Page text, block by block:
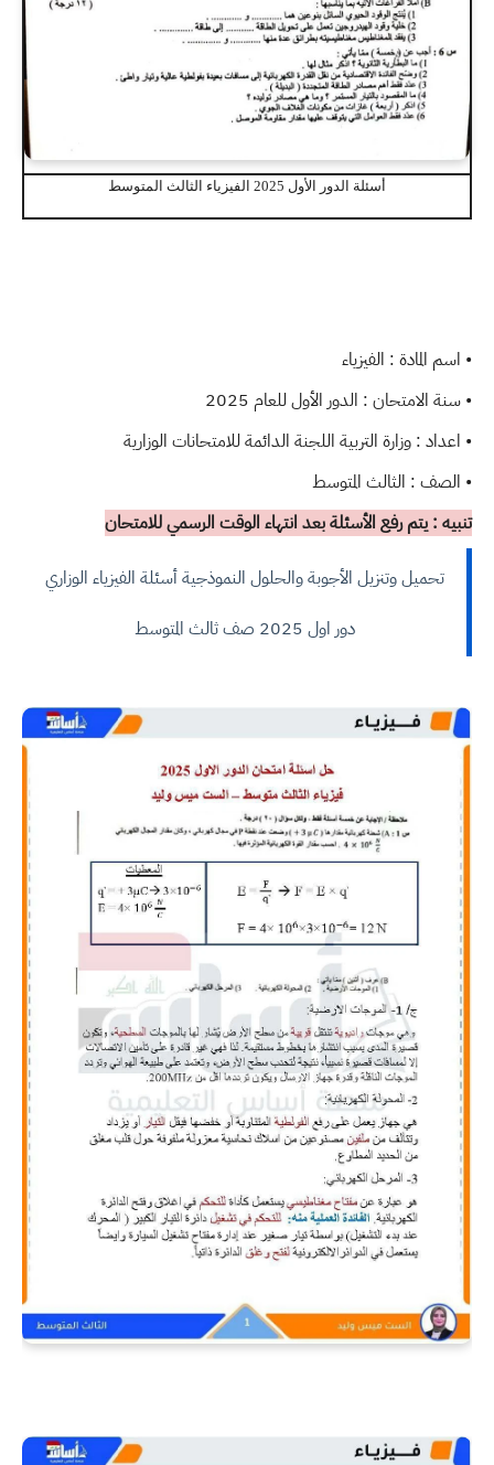
أسئلة الدور الأول 2025 الفيزياء الثالث المتوسط
• اسم المادة : الفيزياء
• سنة الامتحان : الدور الأول للعام 2025
• اعداد : وزارة التربية اللجنة الدائمة للامتحانات الوزارية
• الصف : الثالث المتوسط
تنبيه : يتم رفع الأسئلة بعد انتهاء الوقت الرسمي للامتحان
تحميل وتنزيل الأجوبة والحلول النموذجية أسئلة الفيزياء الوزاري
دور اول 2025 صف ثالث المتوسط